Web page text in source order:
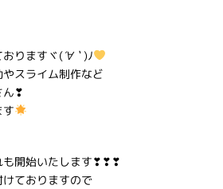
りますヾ(´∀｀)ﾉ
スライム制作など
ん❣
す
も開始いたします❣❣❣
ておりますので